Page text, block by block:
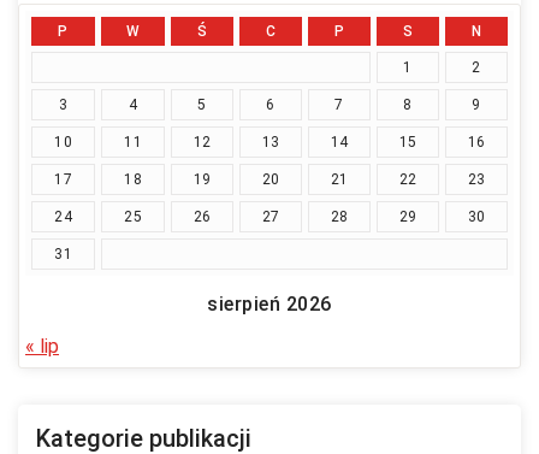
sierpień 2026
P W Ś C P S N
1 2
3 4 5 6 7 8 9
10 11 12 13 14 15 16
17 18 19 20 21 22 23
24 25 26 27 28 29 30
31
« lip
Kategorie publikacji